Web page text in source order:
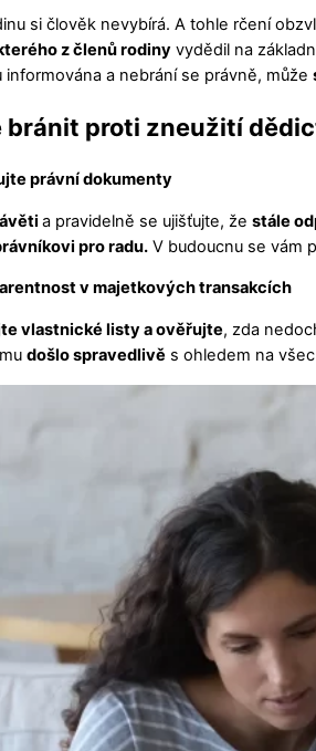
si člověk nevybírá. A tohle rčení
z členů rodiny vydědil na
a nebrání se právně, může
bránit proti zneužití
právní dokumenty
a pravidelně se ujišťujte, že stále
pro radu. V budoucnu se vám
v majetkových transakcích
vlastnické listy a ověřujte, zda
došlo spravedlivě s ohledem na